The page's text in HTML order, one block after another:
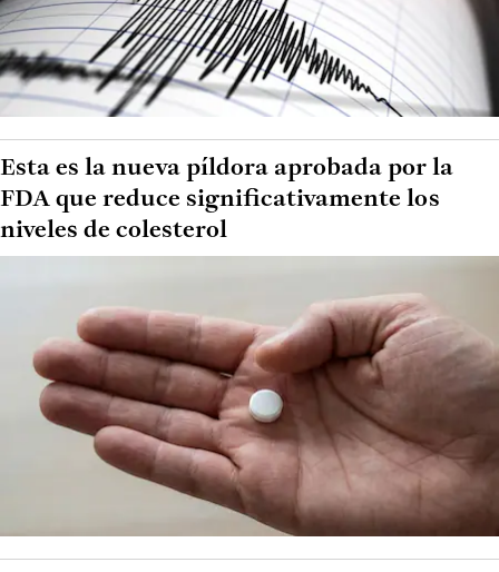
Esta es la nueva píldora aprobada por la
FDA que reduce significativamente los
niveles de colesterol